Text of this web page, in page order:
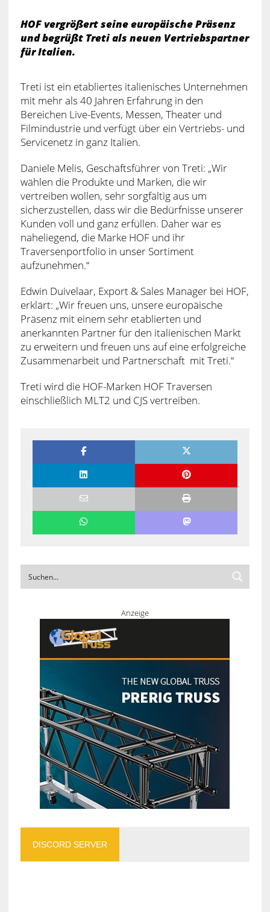
HOF vergrößert seine europäische Präsenz
und begrüßt Treti als neuen Vertriebspartner
für Italien.
Treti ist ein etabliertes italienisches Unternehmen
mit mehr als 40 Jahren Erfahrung in den
Bereichen Live-Events, Messen, Theater und
Filmindustrie und verfügt über ein Vertriebs- und
Servicenetz in ganz Italien.
Daniele Melis, Geschäftsführer von Treti: „Wir
wählen die Produkte und Marken, die wir
vertreiben wollen, sehr sorgfältig aus um
sicherzustellen, dass wir die Bedürfnisse unserer
Kunden voll und ganz erfüllen. Daher war es
naheliegend, die Marke HOF und ihr
Traversenportfolio in unser Sortiment
aufzunehmen.“
Edwin Duivelaar, Export & Sales Manager bei HOF,
erklärt: „Wir freuen uns, unsere europäische
Präsenz mit einem sehr etablierten und
anerkannten Partner für den italienischen Markt
zu erweitern und freuen uns auf eine erfolgreiche
Zusammenarbeit und Partnerschaft mit Treti.“
Treti wird die HOF-Marken HOF Traversen
einschließlich MLT2 und CJS vertreiben.
Anzeige
DISCORD SERVER